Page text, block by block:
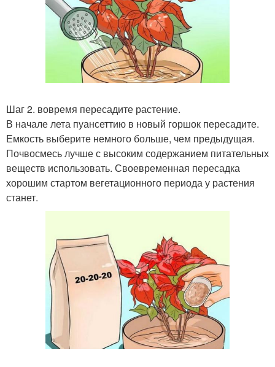
Шаг 2. вовремя пересадите растение.
В начале лета пуансеттию в новый горшок пересадите.
Емкость выберите немного больше, чем предыдущая.
Почвосмесь лучше с высоким содержанием питательных
веществ использовать. Своевременная пересадка
хорошим стартом вегетационного периода у растения
станет.